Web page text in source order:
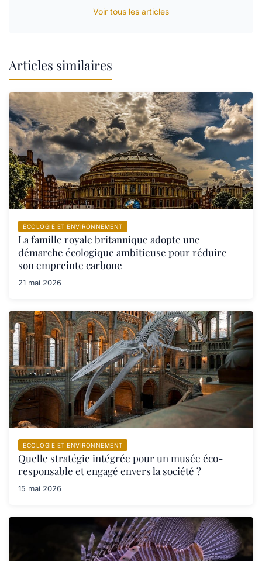
Voir tous les articles
Articles similaires
ÉCOLOGIE ET ENVIRONNEMENT
La famille royale britannique adopte une
démarche écologique ambitieuse pour réduire
son empreinte carbone
21 mai 2026
ÉCOLOGIE ET ENVIRONNEMENT
Quelle stratégie intégrée pour un musée éco-
responsable et engagé envers la société ?
15 mai 2026